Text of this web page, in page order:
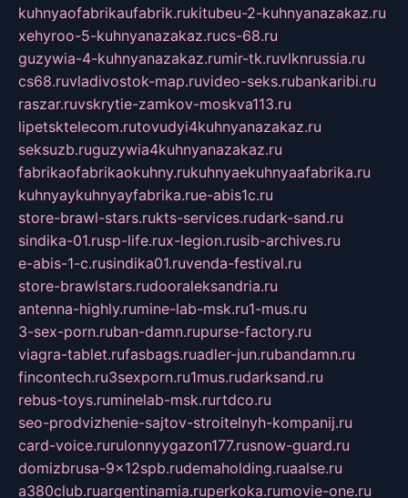
kuhnyaofabrikaufabrik.rukitubeu-2-kuhnyanazakaz.ru
xehyroo-5-kuhnyanazakaz.rucs-68.ru
guzywia-4-kuhnyanazakaz.rumir-tk.ruvlknrussia.ru
cs68.ruvladivostok-map.ruvideo-seks.rubankaribi.ru
raszar.ruvskrytie-zamkov-moskva113.ru
lipetsktelecom.rutovudyi4kuhnyanazakaz.ru
seksuzb.ruguzywia4kuhnyanazakaz.ru
fabrikaofabrikaokuhny.rukuhnyaekuhnyaafabrika.ru
kuhnyaykuhnyayfabrika.rue-abis1c.ru
store-brawl-stars.rukts-services.rudark-sand.ru
sindika-01.rusp-life.rux-legion.rusib-archives.ru
e-abis-1-c.rusindika01.ruvenda-festival.ru
store-brawlstars.rudooraleksandria.ru
antenna-highly.rumine-lab-msk.ru1-mus.ru
3-sex-porn.ruban-damn.rupurse-factory.ru
viagra-tablet.rufasbags.ruadler-jun.rubandamn.ru
fincontech.ru3sexporn.ru1mus.rudarksand.ru
rebus-toys.ruminelab-msk.rurtdco.ru
seo-prodvizhenie-sajtov-stroitelnyh-kompanij.ru
card-voice.rurulonnyygazon177.rusnow-guard.ru
domizbrusa-9x12spb.rudemaholding.ruaalse.ru
a380club.ruargentinamia.ruperkoka.rumovie-one.ru